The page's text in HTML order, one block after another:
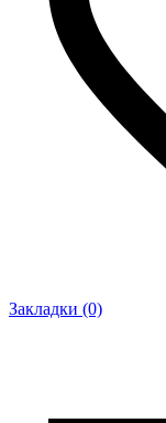
Закладки (0)